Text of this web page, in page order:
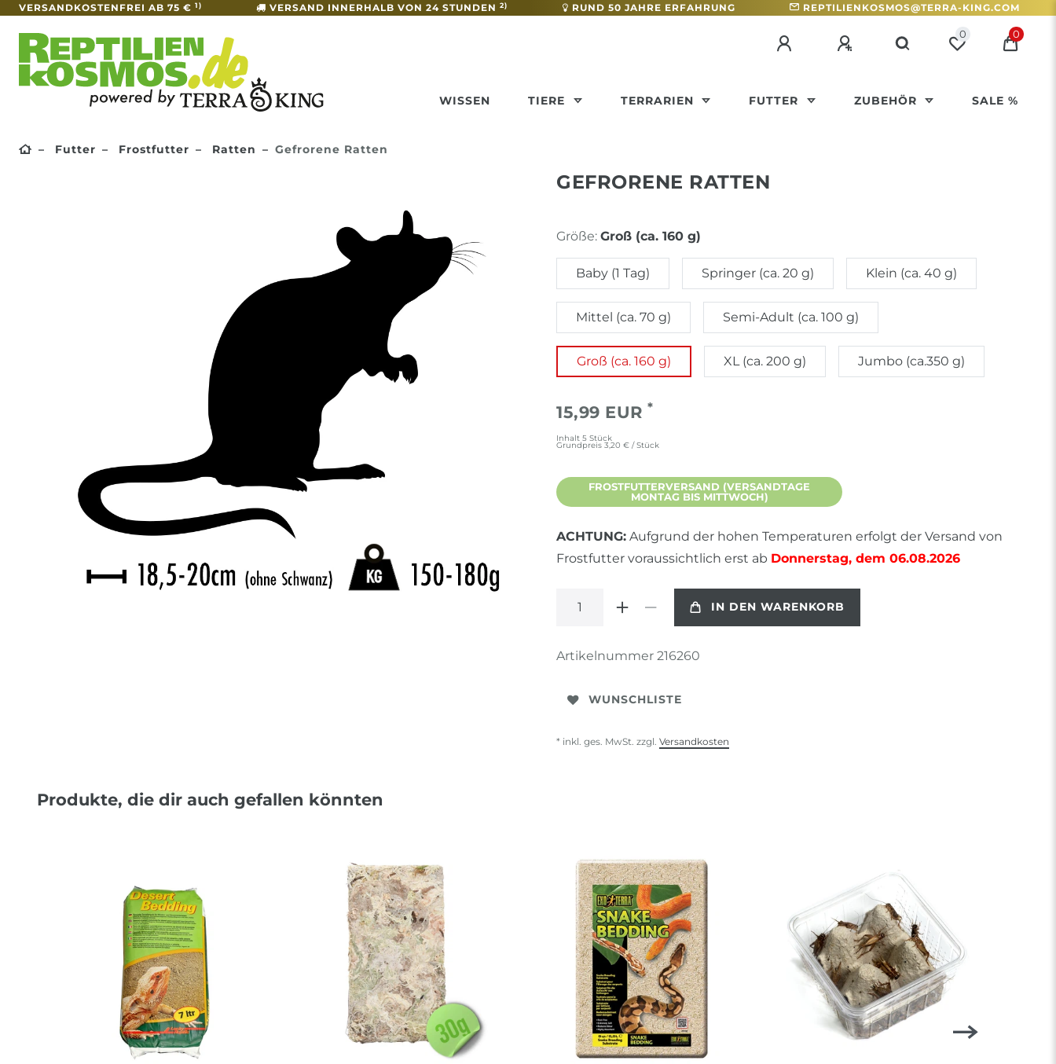
VERSANDKOSTENFREI AB 75 € 1) VERSAND INNERHALB VON 24 STUNDEN 2) RUND 50 JAHRE ERFAHRUNG REPTILIENKOSMOS@TERRA-KING.COM
0 0
WISSEN TIERE TERRARIEN FUTTER ZUBEHÖR SALE %
Futter Frostfutter Ratten Gefrorene Ratten
GEFRORENE RATTEN
Größe: Groß (ca. 160 g)
Baby (1 Tag) Springer (ca. 20 g) Klein (ca. 40 g)
Mittel (ca. 70 g) Semi-Adult (ca. 100 g)
Groß (ca. 160 g) XL (ca. 200 g) Jumbo (ca.350 g)
15,99 EUR *
Inhalt 5 Stück
Grundpreis 3,20 € / Stück
FROSTFUTTERVERSAND (VERSANDTAGE
MONTAG BIS MITTWOCH)
ACHTUNG: Aufgrund der hohen Temperaturen erfolgt der Versand von
Frostfutter voraussichtlich erst ab Donnerstag, dem 06.08.2026
IN DEN WARENKORB
Artikelnummer 216260
WUNSCHLISTE
* inkl. ges. MwSt. zzgl. Versandkosten
Produkte, die dir auch gefallen könnten